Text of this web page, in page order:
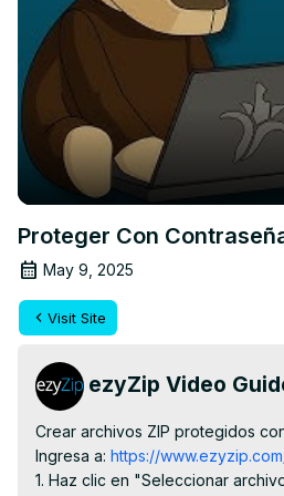
Proteger Con
May 9, 2025
Visit Site
ezyZip Video
Crear archivos ZIP protegidos
Ingresa a: https://
1. Haz clic en "Seleccionar